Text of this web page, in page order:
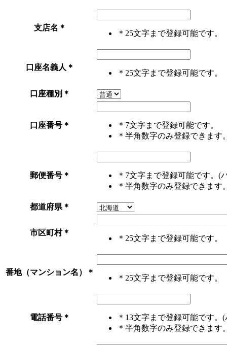
支店名 ＊
＊25文字まで登録可能です。
口座名義人 ＊
＊25文字まで登録可能です。
口座種別 ＊
口座番号 ＊
＊7文字まで登録可能です。
＊半角数字のみ登録できます
郵便番号 ＊
＊7文字まで登録可能です。(
＊半角数字のみ登録できます
都道府県 ＊
市区町村＊
＊25文字まで登録可能です。
番地（マンション名） ＊
＊25文字まで登録可能です。
電話番号 ＊
＊13文字まで登録可能です。
＊半角数字のみ登録できます